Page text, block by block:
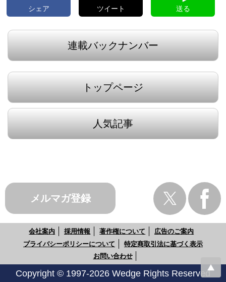
シェア ツイート 送る
連載バックナンバー
トップページ
人気記事
メルマガ登録
会社案内 採用情報 著作権について
広告のご案内
プライバシーポリシーについて
特定商取引法に基づく表示
お問い合わせ
Copyright © 1997-2026 Wedge Rights Reserved